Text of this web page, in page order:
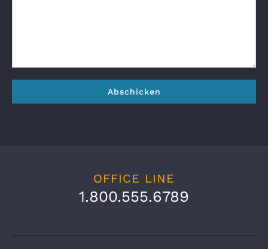
OFFICE LINE
1.800.555.6789